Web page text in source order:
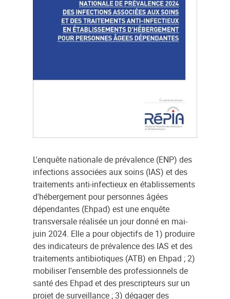
L'enquête nationale de prévalence (ENP) des
infections associées aux soins (IAS) et des
traitements anti-infectieux en établissements
d'hébergement pour personnes âgées
dépendantes (Ehpad) est une enquête
transversale réalisée un jour donné en mai-
juin 2024. Elle a pour objectifs de 1) produire
des indicateurs de prévalence des IAS et des
traitements antibiotiques (ATB) en Ehpad ; 2)
mobiliser l'ensemble des professionnels de
santé des Ehpad et des prescripteurs sur un
projet de surveillance ; 3) dégager des